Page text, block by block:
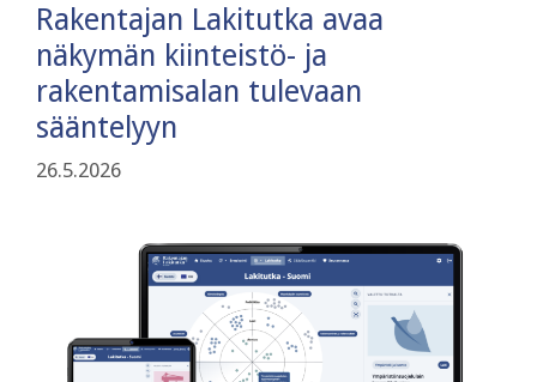
Rakentajan Lakitutka avaa
näkymän kiinteistö- ja
rakentamisalan tulevaan
sääntelyyn
26.5.2026